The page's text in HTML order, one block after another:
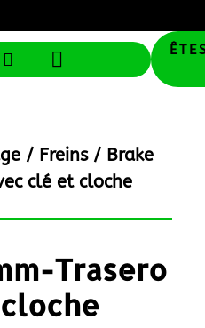
/ Freins/ Brake
clé et cloche
Trasero